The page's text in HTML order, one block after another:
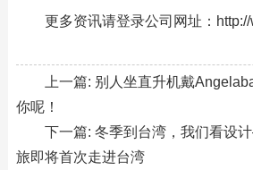
更多资讯请登录公司网址：
上一篇: 别人坐直升机戴
你呢！
下一篇: 冬季到台湾，我们看设
旅即将首次走进台湾